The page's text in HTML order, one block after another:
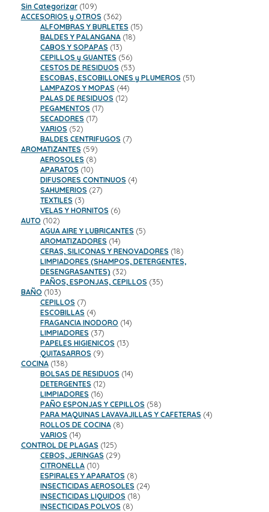
Sin Categorizar 109109
productos
ACCESORIOS y OTROS 362362
productos
ALFOMBRAS Y BURLETES 1515
BALDES Y PALANGANA 1818
CABOS Y SOPAPAS 1313
productos
CEPILLOS y GUANTES 5656
productos
CESTOS DE RESIDUOS 5353
productos
ESCOBAS, ESCOBILLONES y PLUMEROS 5151
LAMPAZOS Y MOPAS 4444
productos
PALAS DE RESIDUOS 1212
PEGAMENTOS 1717
SECADORES 1717
VARIOS 5252
productos
BALDES CENTRIFUGOS 77
AROMATIZANTES 5959
productos
AEROSOLES 88
productos
APARATOS 1010
productos
DIFUSORES CONTINUOS 44
SAHUMERIOS 2727
TEXTILES 33
productos
VELAS Y HORNITOS 66
AUTO 102102
productos
AGUA AIRE Y LUBRICANTES 55
AROMATIZADORES 1414
productos
CERAS, SILICONAS Y RENOVADORES 1818
productos
LIMPIADORES (SHAMPOS, DETERGENTES,
DESENGRASANTES) 3232
productos
PAÑOS, ESPONJAS, CEPILLOS 3535
BAÑO 103103
productos
CEPILLOS 77
productos
ESCOBILLAS 44
productos
FRAGANCIA INODORO 1414
LIMPIADORES 3737
productos
PAPELES HIGIENICOS 1313
QUITASARROS 99
COCINA 138138
productos
BOLSAS DE RESIDUOS 1414
DETERGENTES 1212
productos
LIMPIADORES 1616
productos
PAÑO ESPONJAS Y CEPILLOS 5858
productos
PARA MAQUINAS LAVAVAJILLAS Y CAFETERAS 44
ROLLOS DE COCINA 88
VARIOS 1414
productos
CONTROL DE PLAGAS 125125
productos
CEBOS, JERINGAS 2929
CITRONELLA 1010
productos
ESPIRALES Y APARATOS 88
productos
INSECTICIDAS AEROSOLES 2424
INSECTICIDAS LIQUIDOS 1818
INSECTICIDAS POLVOS 88